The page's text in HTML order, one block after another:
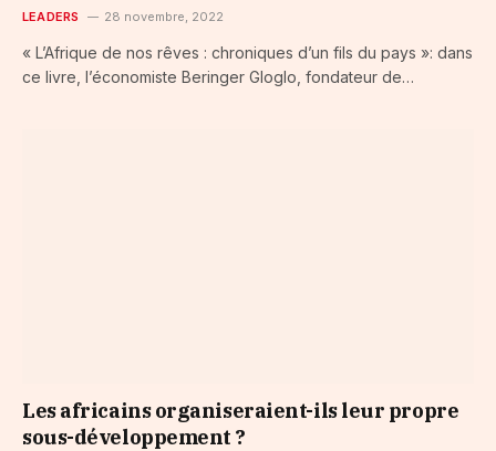
LEADERS 28 novembre, 2022
« L’Afrique de nos rêves : chroniques d’un fils du pays »: dans
ce livre, l’économiste Beringer Gloglo, fondateur de…
Les africains organiseraient-ils leur propre
sous-développement ?